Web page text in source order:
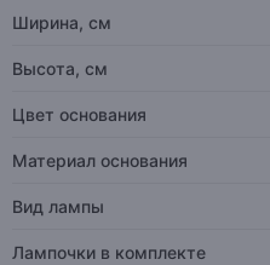
Ширина, см
Высота, см
Цвет основания
Материал основания
Вид лампы
Лампочки в комплекте